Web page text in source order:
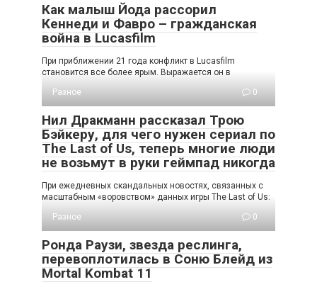
Как малыш Йода рассорил
Кеннеди и Фавро – гражданская
война в Lucasfilm
При приближении 21 года конфликт в Lucasfilm
становится все более ярым. Выражается он в
Разное
0
Нил Дракманн рассказал Трою
Бэйкеру, для чего нужен сериал по
The Last of Us, теперь многие люди
не возьмут в руки геймпад никогда
При ежедневных скандальных новостях, связанных с
масштабным «воровством» данных игры The Last of Us:
Разное
0
Ронда Раузи, звезда реслинга,
перевоплотилась в Соню Блейд из
Mortal Kombat 11